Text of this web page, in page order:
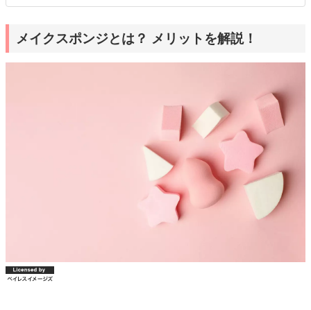
メイクスポンジとは？ メリットを解説！